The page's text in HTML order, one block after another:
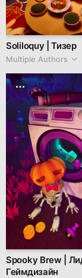
Soliloquy | Тизер
Multiple Authors
Spooky Brew |
Геймдизайн